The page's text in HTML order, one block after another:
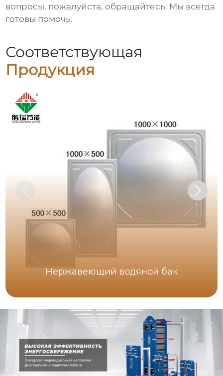
вопросы, пожалуйста, обращайтесь. Мы всегда
готовы помочь.
Соответствующая
Продукция
Нержавеющий водяной бак